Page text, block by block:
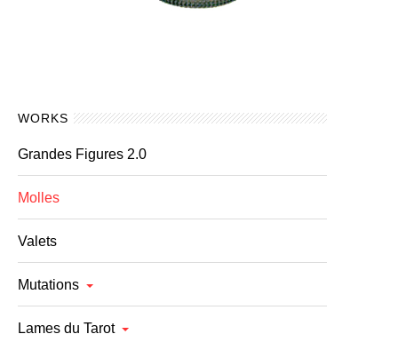
WORKS
Grandes Figures 2.0
Molles
Valets
Mutations
Lames du Tarot